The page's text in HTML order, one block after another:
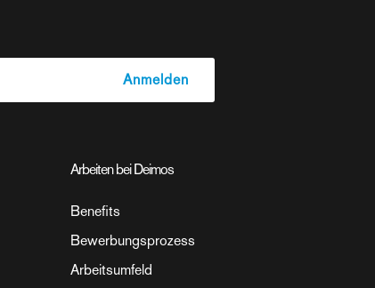
Arbeiten bei Deimos
Benefits
Bewerbungsprozess
Arbeitsumfeld